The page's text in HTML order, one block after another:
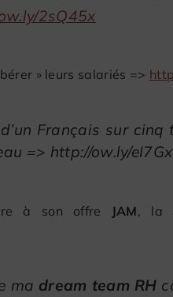
2sQ45x
» leurs salariés =>
Français sur
=> http://ow.ly/
à son offre JAM, la
ma dream team RH